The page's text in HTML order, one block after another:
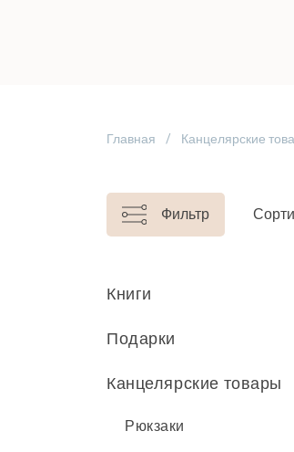
Главная Канцелярские
Фильтр
Книги
Подарки
Канцелярские товары
Рюкзаки